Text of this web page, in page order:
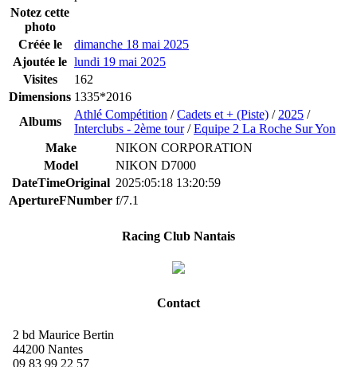
Notez cette
photo
Créée le
dimanche 18 mai 2025
Ajoutée le lundi 19 mai 2025
Visites
162
Dimensions 1335*2016
Albums
Athlé Compétition /Cadets et + (Piste) / 2025 /
Interclubs - 2ème tour/Equipe 2 La Roche Sur Yon
Make
NIKON CORPORATION
Model
NIKON D7000
DateTimeOriginal 2025:05:18 13:20:59
ApertureFNumber f/7.1
Racing Club Nantais
Contact
2 bd Maurice Bertin
44200 Nantes
09 83 99 22 57